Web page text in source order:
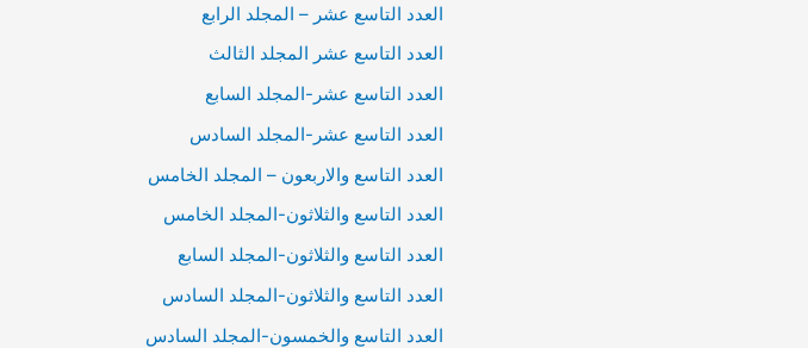
العدد التاسع عشر – المجلد الرابع
العدد التاسع عشر المجلد الثالث
العدد التاسع عشر-المجلد السابع
العدد التاسع عشر-المجلد السادس
العدد التاسع والاربعون – المجلد الخامس
العدد التاسع والثلاثون-المجلد الخامس
العدد التاسع والثلاثون-المجلد السابع
العدد التاسع والثلاثون-المجلد السادس
العدد التاسع والخمسون-المجلد السادس